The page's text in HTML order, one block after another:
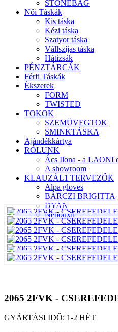
STONEBAG
Női Táskák
Kis táska
Kézi táska
Szatyor táska
Vállszíjas táska
Hátizsák
PÉNZTÁRCÁK
Férfi Táskák
Ékszerek
FORM
TWISTED
TOKOK
SZEMÜVEGTOK
SMINKTÁSKA
Ajándékkártya
RÓLUNK
Ács Ilona - a LAONI
A showroom
KLAUZÁL1 TERVEZŐK
Alpa gloves
BÁRCZI BRIGITTA
DYAN
Nebouxii
2065 2FVK -
GYÁRTÁSI IDŐ: 1-2 HÉT